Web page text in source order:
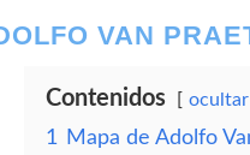
VAN
Contenidos ocultar
1
Mapa de Adolfo